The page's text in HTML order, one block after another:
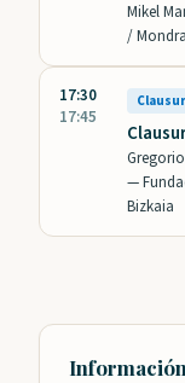
Mikel
/
17:30
17:45
—
Bizkaia